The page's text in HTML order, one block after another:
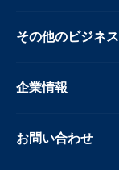
その他のビジネス
企業情報
お問い合わせ